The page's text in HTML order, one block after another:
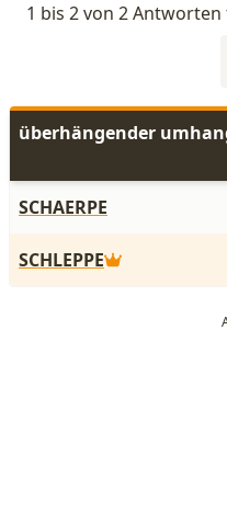
1 bis 2 von 2
überhängender
SCHAERPE
SCHLEPPE